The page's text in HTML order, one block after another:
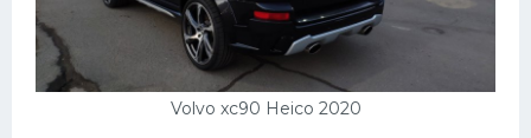
Volvo xc90 Heico 2020